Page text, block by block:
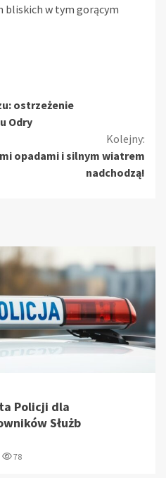
bliskich w tym gorącym
ostrzeżenie
Odry
Kolejny:
opadami i silnym wiatrem
nadchodzą!
Policji dla
Służb
78